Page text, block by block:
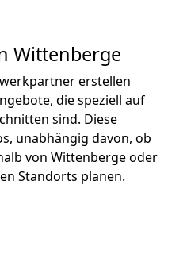
Wittenberge
erstellen
die speziell auf
sind. Diese
unabhängig davon, ob
von Wittenberge oder
Standorts planen.